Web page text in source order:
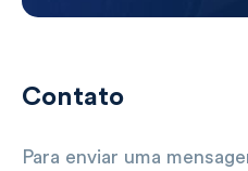
Contato
Para enviar uma